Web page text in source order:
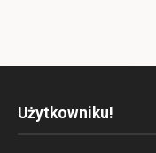
Użytkowniku!